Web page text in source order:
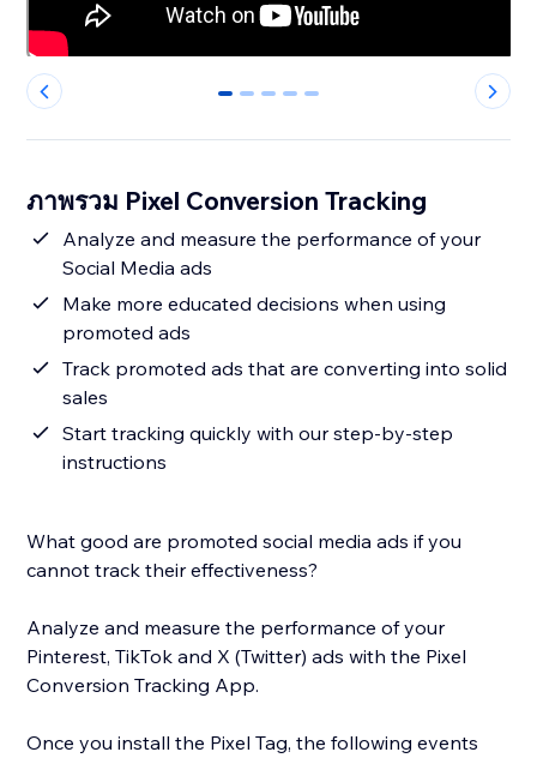
0 1 2 3 4
ภาพรวม Pixel Conversion Tracking
Analyze and measure the performance of your
Social Media ads
Make more educated decisions when using
promoted ads
Track promoted ads that are converting into solid
sales
Start tracking quickly with our step-by-step
instructions
What good are promoted social media ads if you
cannot track their effectiveness?
Analyze and measure the performance of your
Pinterest, TikTok and X (Twitter) ads with the Pixel
Conversion Tracking App.
Once you install the Pixel Tag, the following events